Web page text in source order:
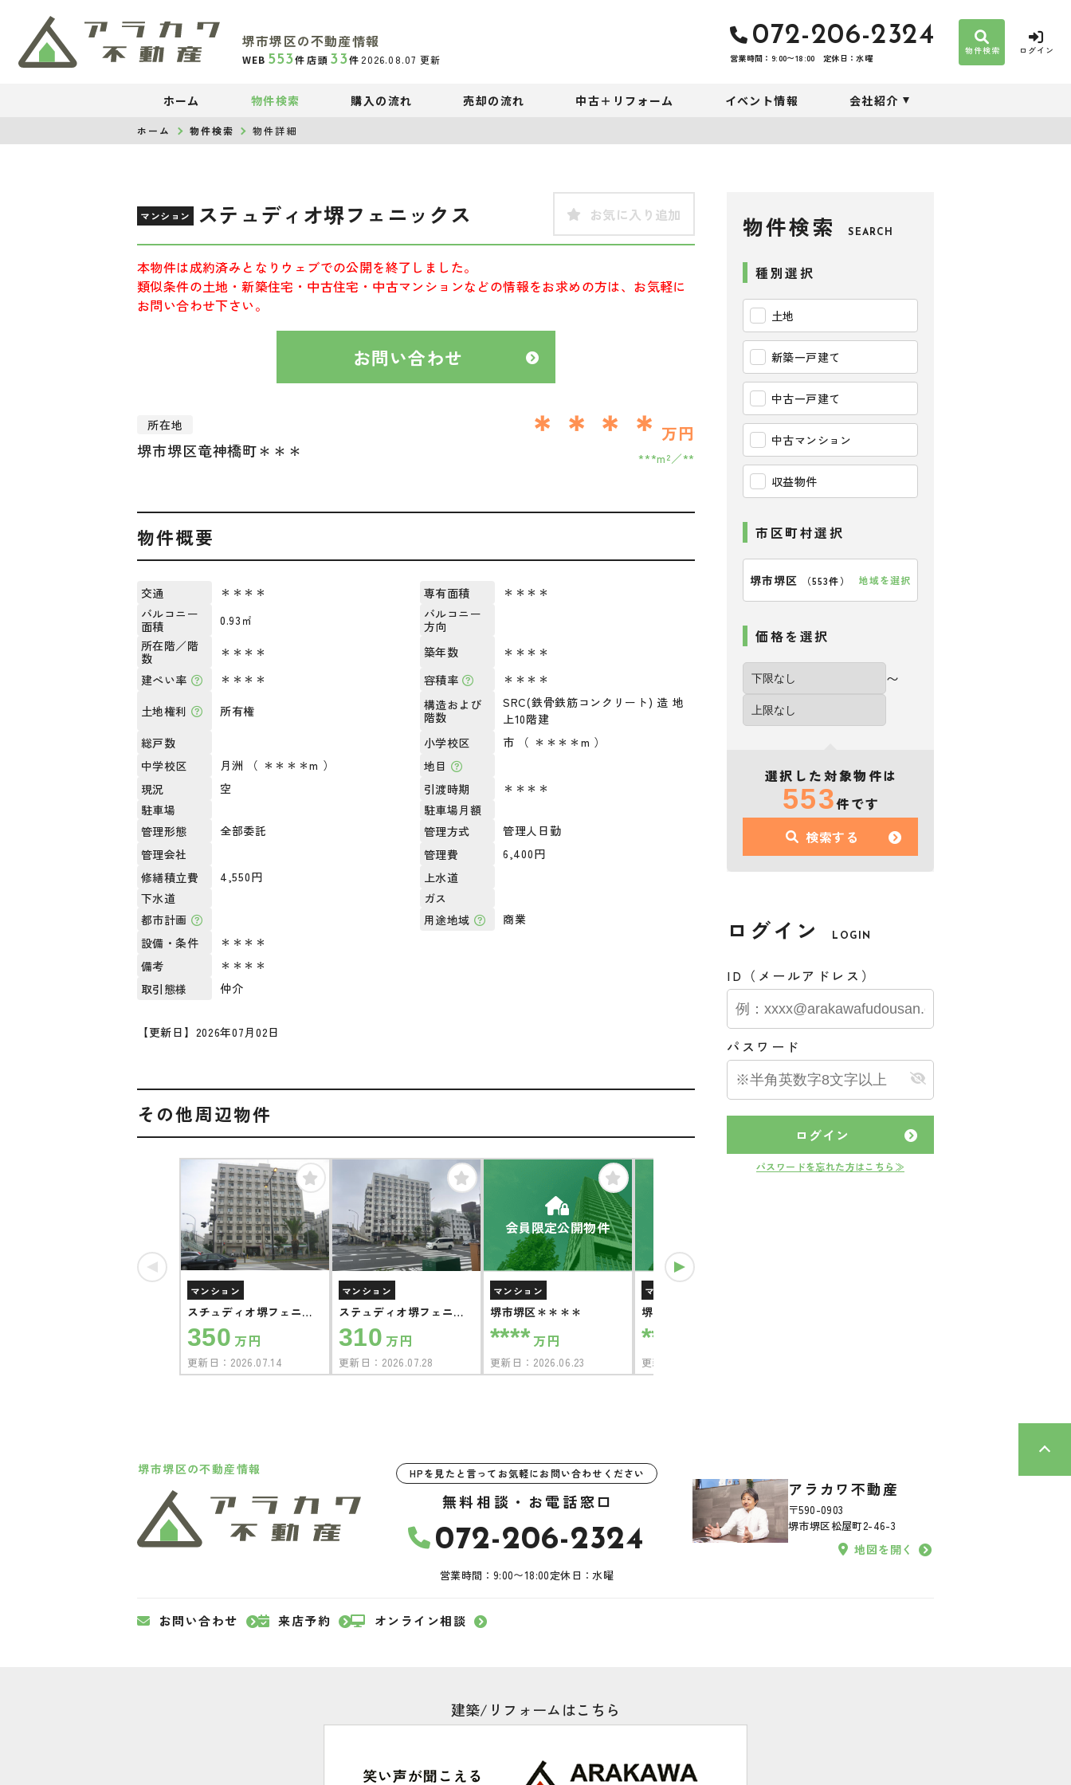
堺市堺区の不動産情報
WEB 553件 店頭 33件 2026.08.07 更新
072-206-2324
営業時間：9:00〜18:00 定休日：水曜
物件検索 ログイン
ホーム 物件検索 購入の流れ 売却の流れ 中古＋リフォーム イベント情報 会社紹介
ホーム 物件検索 物件詳細
マンション ステュディオ堺フェニックス お気に入り追加
本物件は成約済みとなりウェブでの公開を終了しました。
類似条件の土地・新築住宅・中古住宅・中古マンションなどの情報をお求めの方は、お気軽に
お問い合わせ下さい。
お問い合わせ
所在地
堺市堺区竜神橋町＊＊＊
＊＊＊＊ 万円
***m² **
物件概要
交通 ＊＊＊＊ 専有面積
＊＊＊＊
バルコニー
面積
0.93㎡
バルコニー
方向
所在階／階
数
＊＊＊＊ 築年数
＊＊＊＊
建ぺい率
＊＊＊＊ 容積率
＊＊＊＊
土地権利
所有権
構造および
階数
SRC(鉄骨鉄筋コンクリート) 造 地
上10階建
総戸数
小学校区
市 （ ＊＊＊＊m ）
中学校区
月洲 （ ＊＊＊＊m ）
地目
現況
空 引渡時期
＊＊＊＊
駐車場
駐車場月額
管理形態
全部委託 管理方式
管理人日勤
管理会社
管理費
6,400円
修繕積立費
4,550円
上水道
下水道
ガス
都市計画
用途地域
商業
設備・条件
＊＊＊＊
備考
＊＊＊＊
取引態様
仲介
【更新日】2026年07月02日
その他周辺物件
マンション
スチュディオ堺フェニッ
クス
350 万円
更新日： 2026.07.14
マンション
ステュディオ堺フェニッ
クス
310 万円
更新日： 2026.07.28
会員限定公開物件
マンション
堺市堺区＊＊＊＊
****万円
更新日： 2026.06.23
マンション
堺市堺区＊＊＊＊
****
更新日：
物件検索 SEARCH
種別選択
土地
新築一戸建て
中古一戸建て
中古マンション
収益物件
市区町村選択
堺市堺区 （553件） 地域を選択
価格を選択
〜
選択した対象物件は
553件です
検索する
ログイン LOGIN
ID（メールアドレス）
パスワード
ログイン
パスワードを忘れた方はこちら≫
堺市堺区の不動産情報 HPを見たと言ってお気軽にお問い合わせください
無料相談・お電話窓口
072-206-2324
営業時間：9:00〜18:00定休日：水曜
アラカワ不動産
〒590-0903
堺市堺区松屋町2-46-3
地図を開く
お問い合わせ 来店予約 オンライン相談
建築/リフォームはこちら